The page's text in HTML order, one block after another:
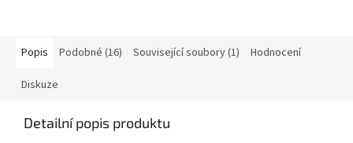
Popis Podobné (16) Související soubory (1) Hodnocení
Diskuze
Detailní popis produktu